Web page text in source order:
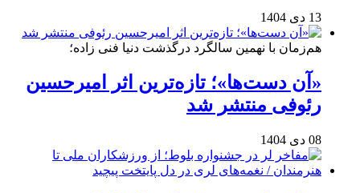
13 دی 1404
هم‌زمان با نهمین سالگرد درگذشت دنیا فنی زاده؛
«آن دست‌ها»؛ تازه‌ترین اثر امیرحسین
رئوفی منتشر شد
08 دی 1404